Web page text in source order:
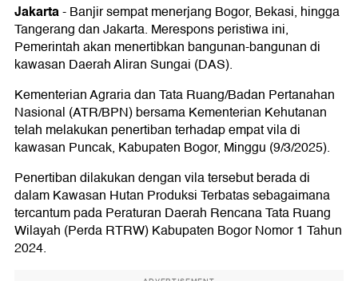
Jakarta-Banjir sempat menerjang Bogor, Bekasi, hingga
Tangerang dan Jakarta. Merespons peristiwa ini,
Pemerintah akan menertibkan bangunan-bangunan di
kawasan Daerah Aliran Sungai (DAS).
Kementerian Agraria dan Tata Ruang/Badan Pertanahan
Nasional (ATR/BPN) bersama Kementerian Kehutanan
telah melakukan penertiban terhadap empat vila di
kawasan Puncak, Kabupaten Bogor, Minggu (9/3/2025).
Penertiban dilakukan dengan vila tersebut berada di
dalam Kawasan Hutan Produksi Terbatas sebagaimana
tercantum pada Peraturan Daerah Rencana Tata Ruang
Wilayah (Perda RTRW) Kabupaten Bogor Nomor 1 Tahun
2024.